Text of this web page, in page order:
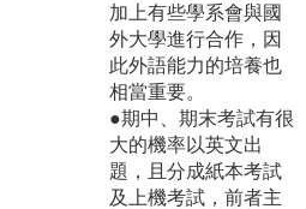
加上有些學系會與國
外大學進行合作，因
此外語能力的培養也
相當重要。
●期中、期末考試有很
大的機率以英文出
題，且分成紙本考試
及上機考試，前者主